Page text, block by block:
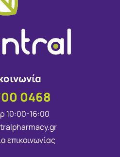
0468
10:00-16:00
επικοινωνίας